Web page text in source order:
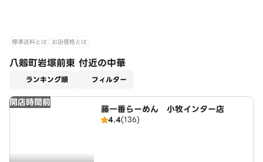
標準送料とは お店価格とは
八剱町岩塚前東 付近の中華
ランキング順 フィルター
開店時間前
藤一番らーめん 小牧インター店
4.4(136)